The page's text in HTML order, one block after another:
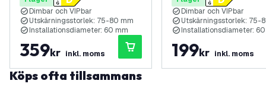
Dimbar och VIPbar
Utskärningsstorlek: 75-80 mm
Installationsdiameter: 60 mm
359kr inkl. moms
Dimbar och VIPbar
Utskärningsstorlek: 75-
Installationsdiameter:
199kr inkl. moms
Köps ofta tillsammans